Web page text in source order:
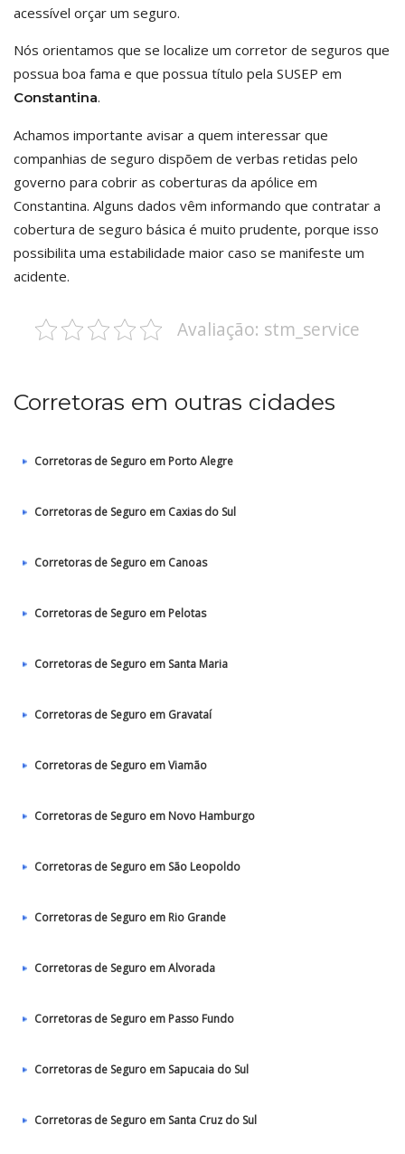
acessível orçar um seguro.
Nós orientamos que se localize um corretor de seguros que
possua boa fama e que possua título pela SUSEP em
Constantina.
Achamos importante avisar a quem interessar que
companhias de seguro dispõem de verbas retidas pelo
governo para cobrir as coberturas da apólice em
Constantina. Alguns dados vêm informando que contratar a
cobertura de seguro básica é muito prudente, porque isso
possibilita uma estabilidade maior caso se manifeste um
acidente.
Avaliação: stm_service
Corretoras em outras cidades
Corretoras de Seguro em Porto Alegre
Corretoras de Seguro em Caxias do Sul
Corretoras de Seguro em Canoas
Corretoras de Seguro em Pelotas
Corretoras de Seguro em Santa Maria
Corretoras de Seguro em Gravataí
Corretoras de Seguro em Viamão
Corretoras de Seguro em Novo Hamburgo
Corretoras de Seguro em São Leopoldo
Corretoras de Seguro em Rio Grande
Corretoras de Seguro em Alvorada
Corretoras de Seguro em Passo Fundo
Corretoras de Seguro em Sapucaia do Sul
Corretoras de Seguro em Santa Cruz do Sul